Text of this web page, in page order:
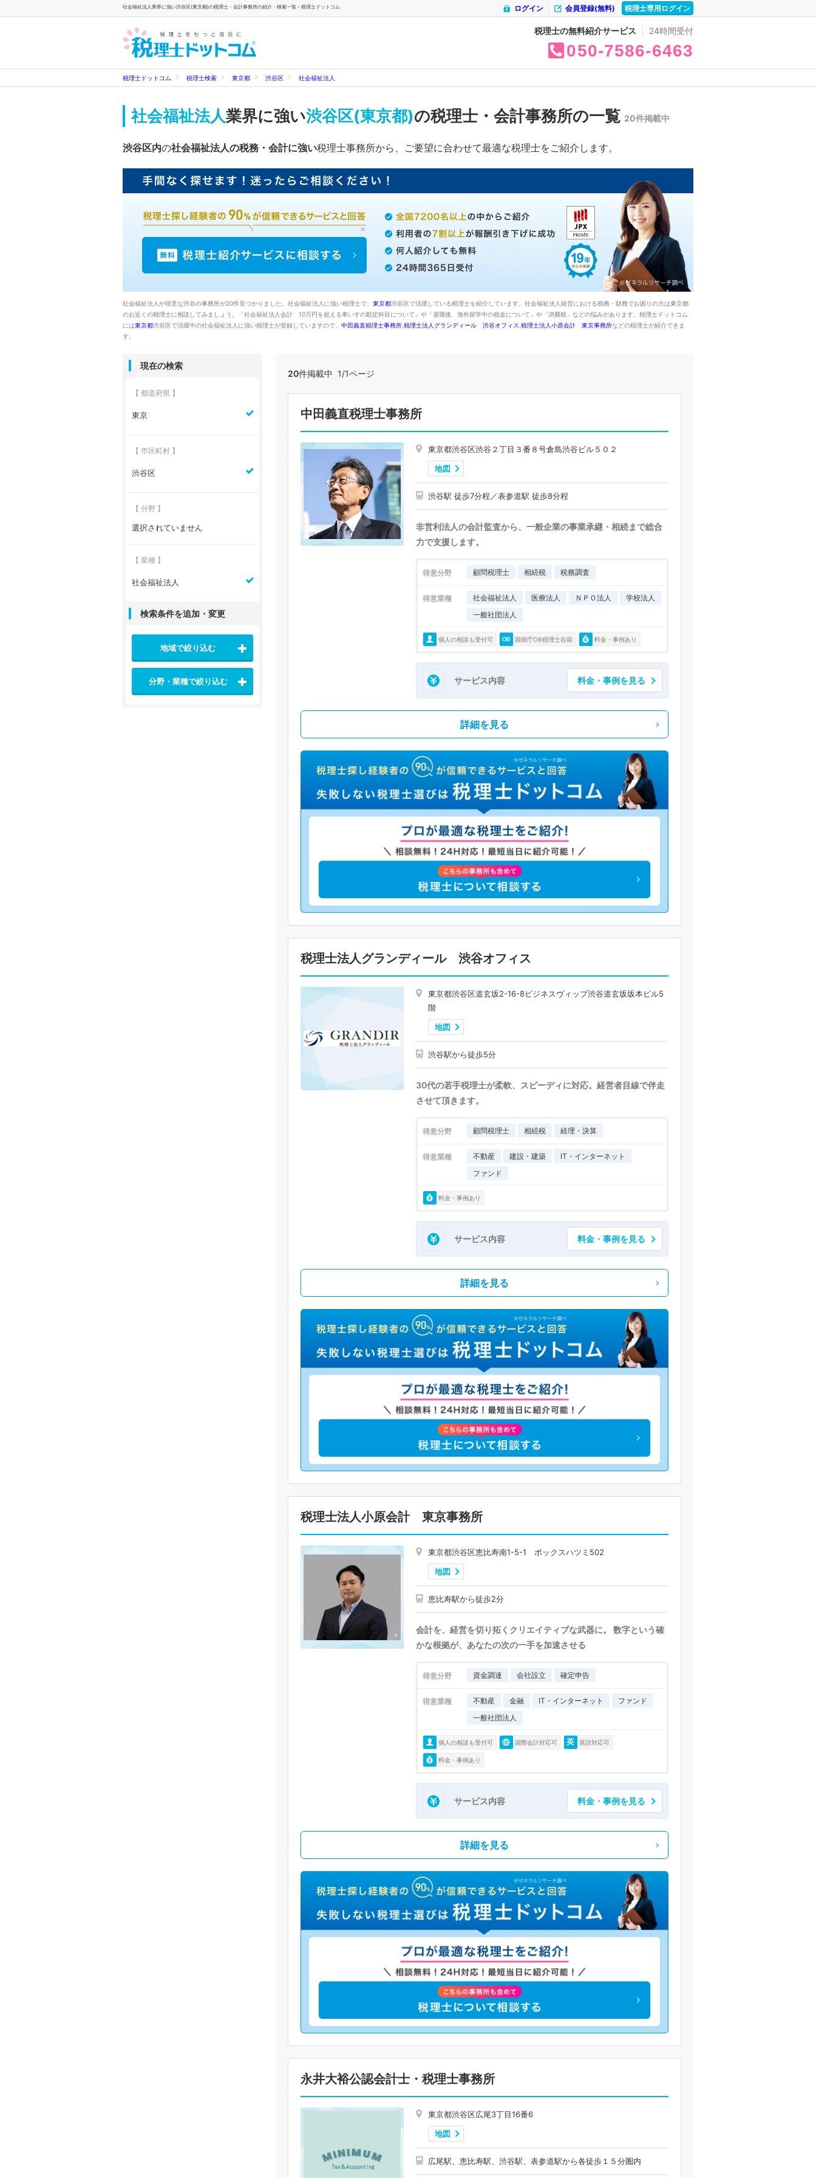
社会福祉法人業界に強い渋谷区(東京都)の税理士・会計事務所の紹介・検索一覧 - 税理士ドットコム 税理士専用ログイン
会員登録(無料)
ログイン
税理士の無料紹介サービス 24時間受付
050 7586 6463
税理士ドットコム 税理士検索 東京都 渋谷区 社会福祉法人
社会福祉法人業界に強い渋谷区(東京都)の税理士・会計事務所の一覧 20件掲載中
渋谷区内の社会福祉法人の税務・会計に強い税理士事務所から、ご要望に合わせて最適な税理士をご紹介します。
社会福祉法人が得意な渋谷の事務所が20件見つかりました。社会福祉法人に強い税理士で、 東京都渋谷区で活躍している税理士を紹介しています。社会福祉法人経営における税務・財務でお困りの方は東京都
のお近くの税理士に相談してみましょう。「社会福祉法人会計 10万円を超える車いすの勘定科目について」や「退職後、海外留学中の税金について」や「消費税」などの悩みがあります。税理士ドットコム
には東京都渋谷区で活躍中の社会福祉法人に強い税理士が登録していますので、 中田義直税理士事務所 税理士法人グランディール 渋谷オフィス 税理士法人小原会計 東京事務所などの税理士が紹介できま
す。
20件掲載中 1/1ページ
中田義直税理士事務所
東京都渋谷区渋谷２丁目３番８号倉島渋谷ビル５０２
地図
渋谷駅 徒歩7分程／表参道駅 徒歩8分程
非営利法人の会計監査から、一般企業の事業承継・相続まで総合
力で支援します。
得意分野 顧問税理士 相続税 税務調査
得意業種 社会福祉法人 医療法人 ＮＰＯ法人
学校法人
一般社団法人
個人の相談も受付可 国税庁OB税理士在籍 料金・事例あり
サービス内容 料金・事例を見る
詳細を見る
税理士法人グランディール 渋谷オフィス
東京都渋谷区道玄坂2-16-8ビジネスヴィップ渋谷道玄坂坂本ビル5
階
地図
渋谷駅から徒歩5分
30代の若手税理士が柔軟、スピーディに対応。経営者目線で伴走
させて頂きます。
得意分野 顧問税理士 相続税 経理・決算
得意業種 不動産 建設・建築
IT・インターネット
ファンド
料金・事例あり
サービス内容 料金・事例を見る
詳細を見る
税理士法人小原会計 東京事務所
東京都渋谷区恵比寿南1-5-1 ボックスハツミ502
地図
恵比寿駅から徒歩2分
会計を、経営を切り拓くクリエイティブな武器に。 数字という確
かな根拠が、あなたの次の一手を加速させる
得意分野 資金調達 会社設立 確定申告
得意業種 不動産 金融 IT・インターネット
ファンド
一般社団法人
個人の相談も受付可 国際会計対応可 英語対応可
料金・事例あり
サービス内容 料金・事例を見る
詳細を見る
永井大裕公認会計士・税理士事務所
東京都渋谷区広尾3丁目16番6
地図
広尾駅、恵比寿駅、渋谷駅、表参道駅から各徒歩１５分圏内
現在の検索
【 都道府県 】
東京
【 市区町村 】
渋谷区
【 分野 】
選択されていません
【 業種 】
社会福祉法人
検索条件を追加・変更
地域で絞り込む
分野・業種で絞り込む